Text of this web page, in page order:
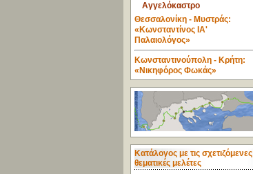
Αγγελόκαστρο
Θεσσαλονίκη - Μυστράς:
«Κωνσταντίνος ΙΑ'
Παλαιολόγος»
Κωνσταντινούπολη - Κρήτη:
«Νικηφόρος Φωκάς»
Κατάλογος με τις σχετιζόμενες
θεματικές μελέτες